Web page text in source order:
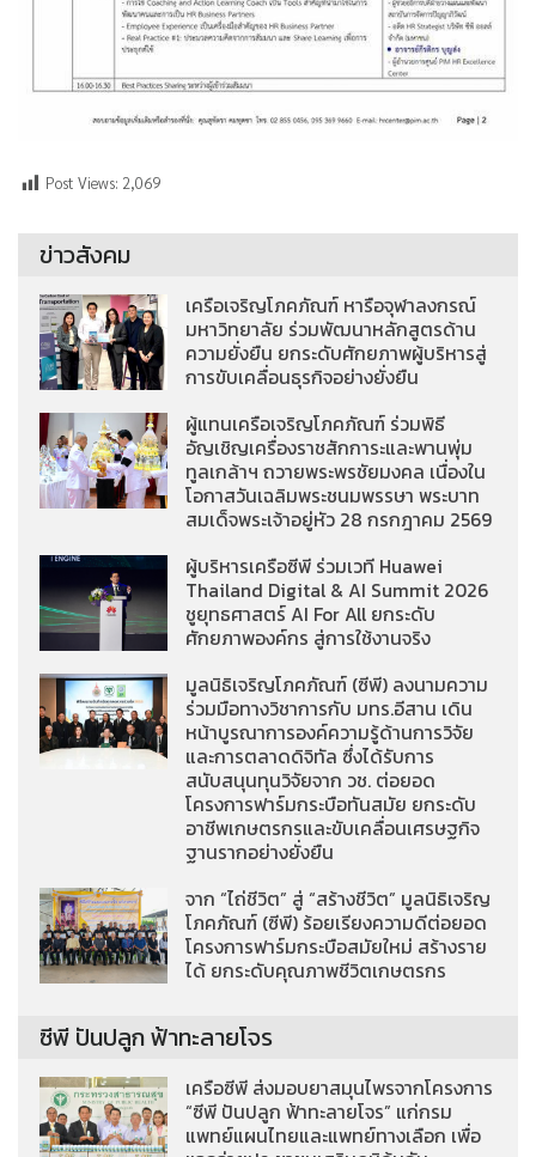
Post Views: 2,069
ข่าวสังคม
เครือเจริญโภคภัณฑ์ หารือจุฬาลงกรณ์
มหาวิทยาลัย ร่วมพัฒนาหลักสูตรด้าน
ความยั่งยืน ยกระดับศักยภาพผู้บริหารสู่
การขับเคลื่อนธุรกิจอย่างยั่งยืน
ผู้แทนเครือเจริญโภคภัณฑ์ ร่วมพิธี
อัญเชิญเครื่องราชสักการะและพานพุ่ม
ทูลเกล้าฯ ถวายพระพรชัยมงคล เนื่องใน
โอกาสวันเฉลิมพระชนมพรรษา พระบาท
สมเด็จพระเจ้าอยู่หัว 28 กรกฎาคม 2569
ผู้บริหารเครือซีพี ร่วมเวที Huawei
Thailand Digital & AI Summit 2026
ชูยุทธศาสตร์ AI For All ยกระดับ
ศักยภาพองค์กร สู่การใช้งานจริง
มูลนิธิเจริญโภคภัณฑ์ (ซีพี) ลงนามความ
ร่วมมือทางวิชาการกับ มทร.อีสาน เดิน
หน้าบูรณาการองค์ความรู้ด้านการวิจัย
และการตลาดดิจิทัล ซึ่งได้รับการ
สนับสนุนทุนวิจัยจาก วช. ต่อยอด
โครงการฟาร์มกระบือทันสมัย ยกระดับ
อาชีพเกษตรกรและขับเคลื่อนเศรษฐกิจ
ฐานรากอย่างยั่งยืน
จาก “ไถ่ชีวิต” สู่ “สร้างชีวิต” มูลนิธิเจริญ
โภคภัณฑ์ (ซีพี) ร้อยเรียงความดีต่อยอด
โครงการฟาร์มกระบือสมัยใหม่ สร้างราย
ได้ ยกระดับคุณภาพชีวิตเกษตรกร
ซีพี ปันปลูก ฟ้าทะลายโจร
เครือซีพี ส่งมอบยาสมุนไพรจากโครงการ
“ซีพี ปันปลูก ฟ้าทะลายโจร” แก่กรม
แพทย์แผนไทยและแพทย์ทางเลือก เพื่อ